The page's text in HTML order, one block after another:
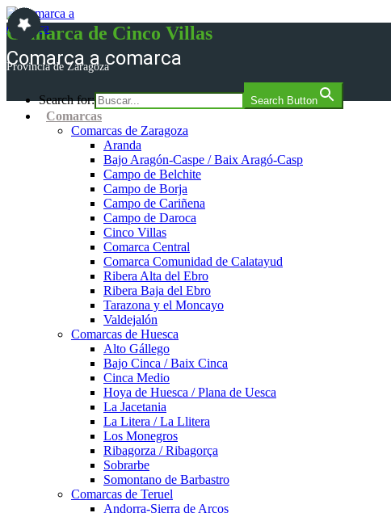
Saltar
al
contenido
Comarca a comarca
Search for: Search Button
Comarcas
Comarcas de Zaragoza
Aranda
Bajo Aragón-Caspe / Baix Aragó-Casp
Campo de Belchite
Campo de Borja
Campo de Cariñena
Campo de Daroca
Cinco Villas
Comarca Central
Comarca Comunidad de Calatayud
Ribera Alta del Ebro
Ribera Baja del Ebro
Tarazona y el Moncayo
Valdejalón
Comarcas de Huesca
Alto Gállego
Bajo Cinca / Baix Cinca
Cinca Medio
Hoya de Huesca / Plana de Uesca
La Jacetania
La Litera / La Llitera
Los Monegros
Ribagorza / Ribagorça
Sobrarbe
Somontano de Barbastro
Comarcas de Teruel
Andorra-Sierra de Arcos
Comarca de Cinco Villas
Provincia de Zaragoza